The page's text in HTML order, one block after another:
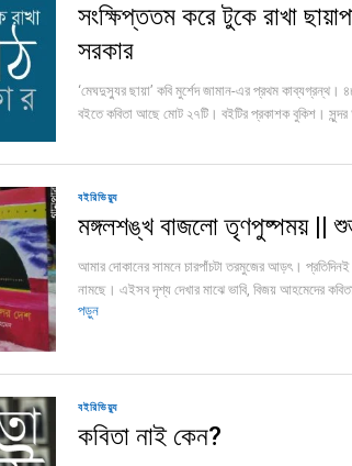
সংক্ষিপ্ততম করে টুকে রাখা
সরকার
‘মেঘদুস্যুর ছায়া’ কবি মুর্শেদ জামান-এর প্রথম কাব্যগ্রন্থ।
বইতে কবিতা আছে মোট ২৭টি। বইটির প্রকাশক বুকিশ। সুন্দর
বইরিভিয়্যু
মঙ্গলশঙ্খ বাজলো তৃণপুষ্পময় ||
আমার দোকানের সামনে চারপাঁচটা তরমুজের আড়ৎ।
নামছে। এইসব দৃশ্য দেখার মাঝে ভাবি, বিজয় আহমেদের
পড়ুন
বইরিভিয়্যু
কবিতা নাই কেন?